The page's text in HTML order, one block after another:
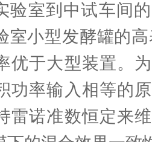
室到中试车间的
室小型发酵罐的
优于大型装置。
功率输入相等的
雷诺准数恒定来